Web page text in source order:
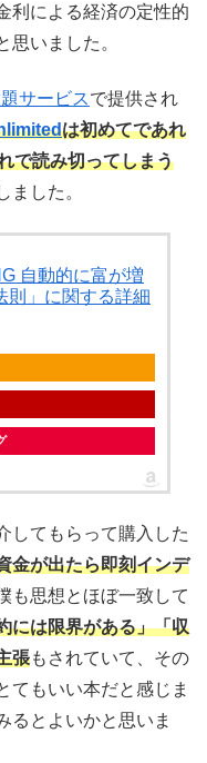
利による経済の定性的
思いました。
サービスで提供され
は初めてであれ
で読み切ってしまう
ました。
自動的に富が増
則」に関する詳細
してもらって購入した
金が出たら即刻インデ
も思想とほぼ一致して
には限界がある」「収
張もされていて、その
てもいい本だと感じま
るとよいかと思いま